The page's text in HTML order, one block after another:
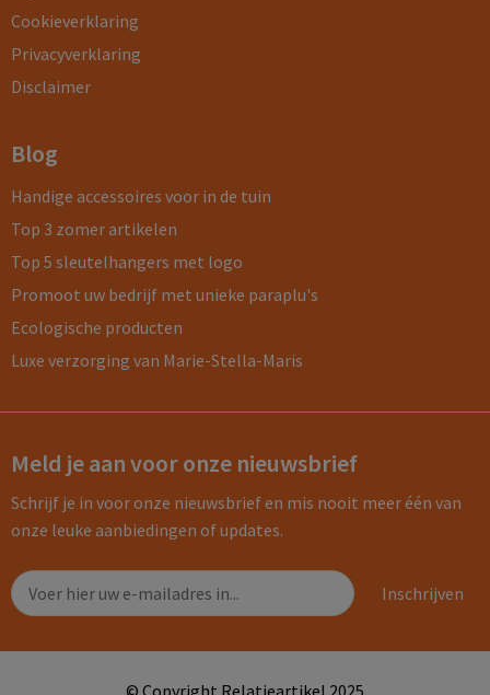
Cookieverklaring
Privacyverklaring
Disclaimer
Blog
Handige accessoires voor in de tuin
Top 3 zomer artikelen
Top 5 sleutelhangers met logo
Promoot uw bedrijf met unieke paraplu's
Ecologische producten
Luxe verzorging van Marie-Stella-Maris
Meld je aan voor onze nieuwsbrief
Schrijf je in voor onze nieuwsbrief en mis nooit meer één van
onze leuke aanbiedingen of updates.
© Copyright Relatieartikel 2025